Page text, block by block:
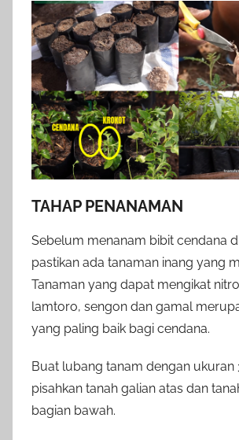
TAHAP PENANAMAN
Sebelum menanam bibit cendana
pastikan ada tanaman inang yang
Tanaman yang dapat mengikat
lamtoro, sengon dan gamal
yang paling baik bagi cendana.
Buat lubang tanam dengan ukuran
pisahkan tanah galian atas dan
bagian bawah.